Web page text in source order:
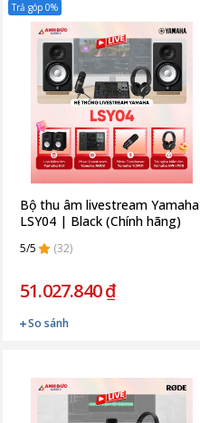
Trả góp 0%
Bộ thu âm livestream Yamaha
LSY04 | Black (Chính hãng)
5/5 (32)
51.027.840 ₫
So sánh